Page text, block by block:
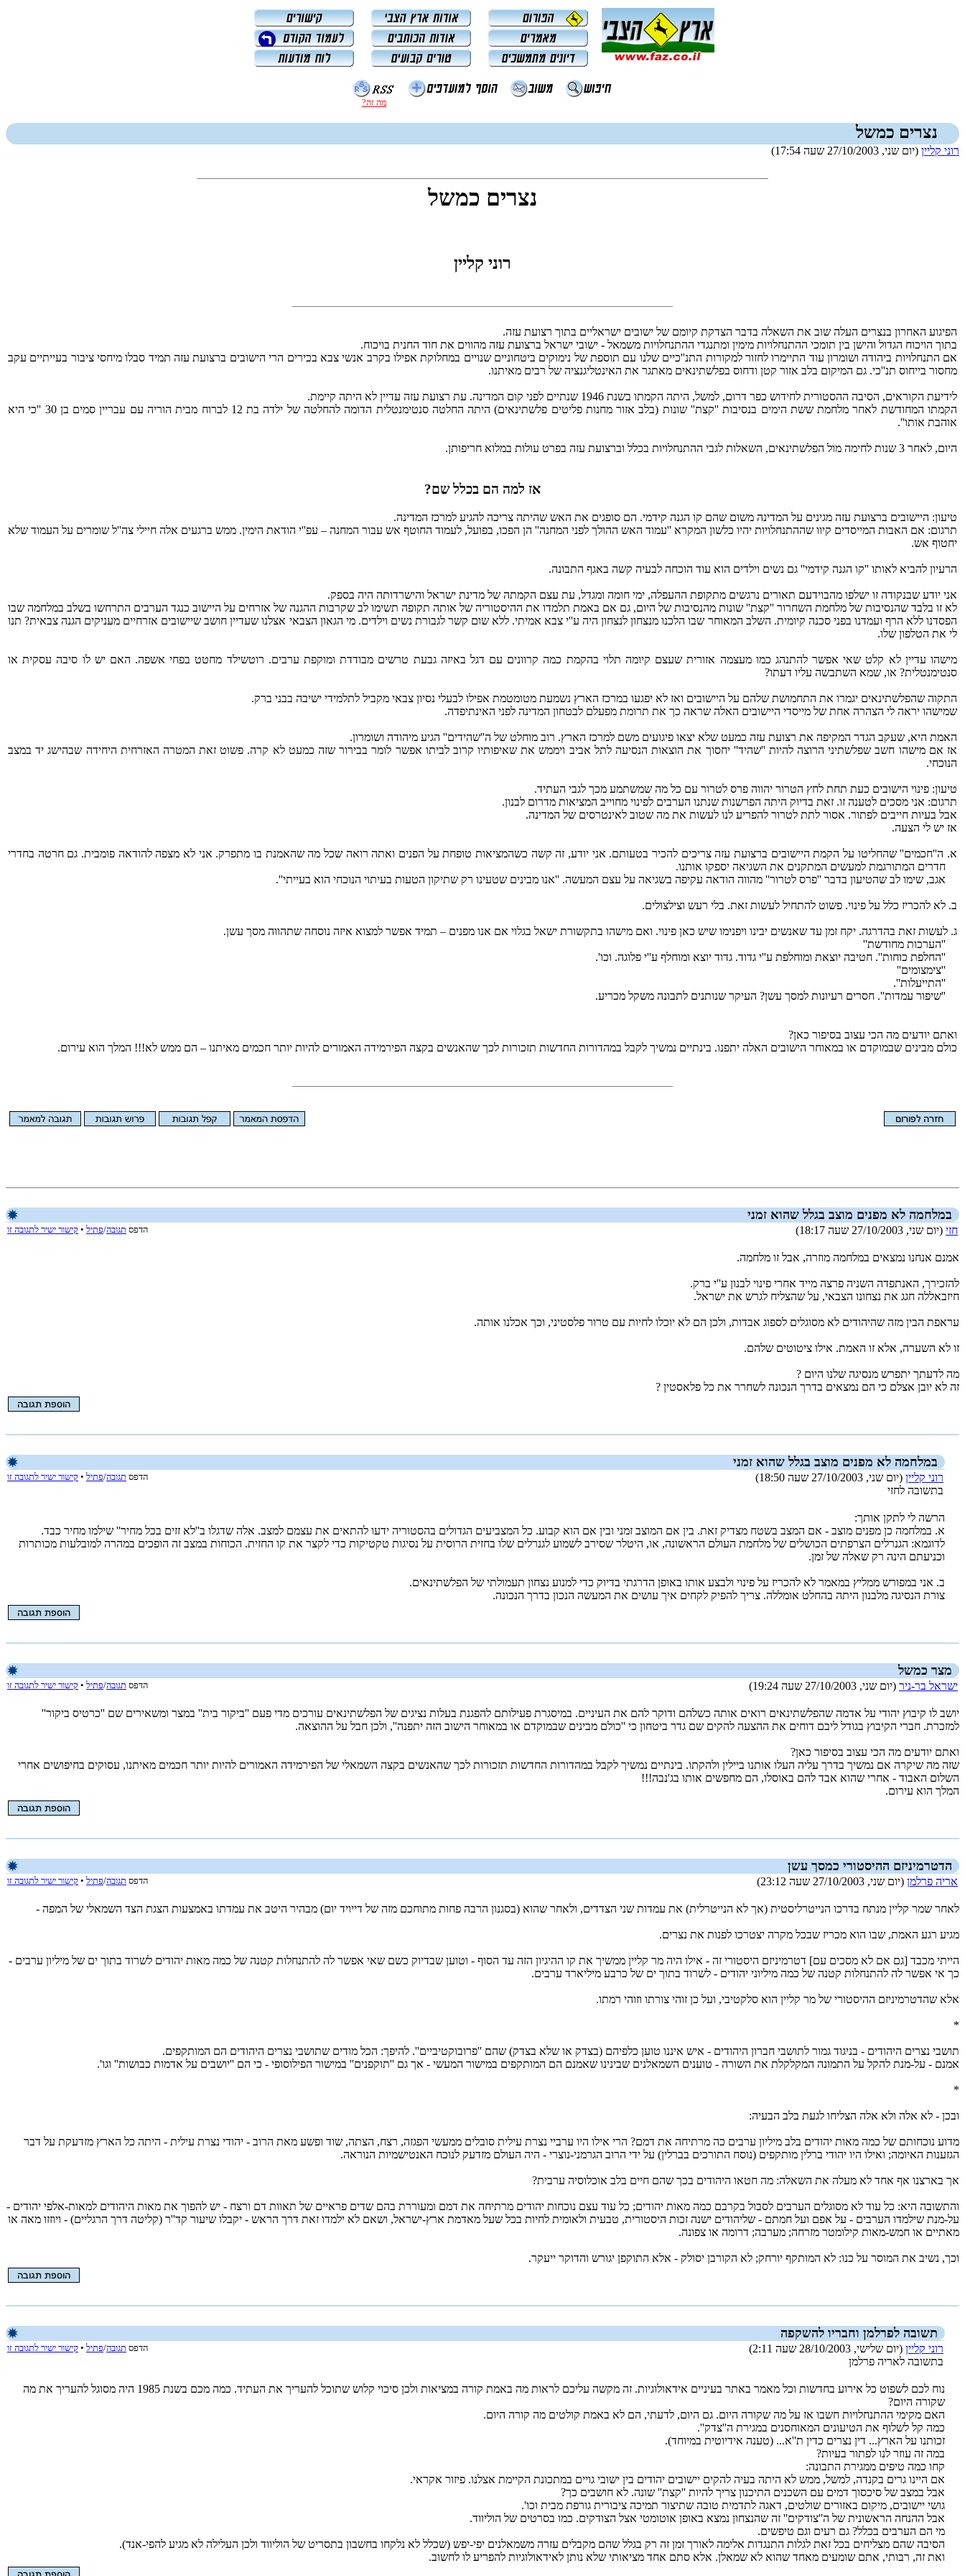
מה זה?
נצרים כמשל
רוני קליין (יום שני, 27/10/2003 שעה 17:54)
נצרים כמשל
רוני קליין
הפיגוע האחרון בנצרים העלה שוב את השאלה בדבר הצדקת קיומם של ישובים ישראליים בתוך רצועת עזה.
בתוך הויכוח הגדול והישן בין תומכי ההתנחלויות מימין ומתנגדי ההתנחלויות משמאל - ישובי ישראל ברצועת עזה מהווים את חוד החנית בויכוח.
אם התנחלויות ביהודה ושומרון עוד התיימרו לחזור למקורות התנ''כיים שלנו עם תוספת של נימוקים ביטחוניים שנויים במחלוקת אפילו בקרב אנשי צבא בכירים הרי הישובים ברצועת עזה תמיד סבלו מיחסי ציבור בעייתיים עקב
מחסור בייחוס תנ''כי. גם המיקום בלב אזור קטן ודחוס בפלשתינאים מאתגר את האינטליגנציה של רבים מאיתנו.
לידיעת הקוראים, הסיבה ההסטורית לחידוש כפר דרום, למשל, היתה הקמתו בשנת 1946 שנתיים לפני קום המדינה. עת רצועת עזה עדיין לא היתה קיימת.
הקמתו המחודשת לאחר מלחמת ששת הימים בנסיבות ''קצת'' שונות (בלב אזור מחנות פליטים פלשתינאים) היתה החלטה סנטימנטלית הדומה להחלטה של ילדה בת 12 לברוח מבית הוריה עם עבריין סמים בן 30 ''כי היא
אוהבת אותו''.
היום, לאחר 3 שנות לחימה מול הפלשתינאים, השאלות לגבי ההתנחלויות בכלל וברצועת עזה בפרט עולות במלוא חריפותן.
אז למה הם בכלל שם?
טיעון: היישובים ברצועת עזה מגינים על המדינה משום שהם קו הגנה קידמי. הם סופגים את האש שהיתה צריכה להגיע למרכז המדינה.
תרגום: אם האבות המייסדים קיוו שההתנחלויות יהיו כלשון המקרא ''עמוד האש ההולך לפני המחנה'' הן הפכו, בפועל, לעמוד החוטף אש עבור המחנה – עפ''י הודאת הימין. ממש ברגעים אלה חיילי צה''ל שומרים על העמוד שלא
יחטוף אש.
הרעיון להביא לאותו ''קו הגנה קידמי'' גם נשים וילדים הוא עוד הוכחה לבעיה קשה באגף התבונה.
אני יודע שבנקודה זו ישלפו מהבוידעם תאורים נרגשים מתקופת ההעפלה, ימי חומה ומגדל, עת עצם הקמתה של מדינת ישראל והישרדותה היה בספק.
לא זו בלבד שהנסיבות של מלחמת השחרור ''קצת'' שונות מהנסיבות של היום, גם אם באמת תלמדו את ההיסטוריה של אותה תקופה תשימו לב שקרבות ההגנה של אזרחים על היישוב כנגד הערבים התרחשו בשלב במלחמה שבו
הפסדנו ללא הרף ועמדנו בפני סכנה קיומית. השלב המאוחר שבו הלכנו מנצחון לנצחון היה ע''י צבא אמיתי. ללא שום קשר לגבורת נשים וילדים. מי הגאון הצבאי אצלנו שעדיין חושב שיישובים אזרחיים מעניקים הגנה צבאית? תנו
לי את הטלפון שלו.
מישהו עדיין לא קלט שאי אפשר להתנהג כמו מעצמה אזורית שעצם קיומה תלוי בהקמת כמה קרוונים עם דגל באיזה גבעת טרשים מבודדת ומוקפת ערבים. רוטשילד מחטט בפחי אשפה. האם יש לו סיבה עסקית או
סנטימנטלית? או, שמא השתבשה עליו דעתו?
התקוה שהפלשתינאים יגמרו את התחמושת שלהם על היישובים ואז לא יפגעו במרכז הארץ נשמעת מטומטמת אפילו לבעלי נסיון צבאי מקביל לתלמידי ישיבה בבני ברק.
שמישהו יראה לי הצהרה אחת של מייסדי היישובים האלה שראה כך את תרומת מפעלם לבטחון המדינה לפני האינתיפדה.
האמת היא, שעקב הגדר המקיפה את רצועת עזה כמעט שלא יצאו פיגועים משם למרכז הארץ. רוב מוחלט של ה''שהידים'' הגיע מיהודה ושומרון.
אז אם מישהו חשב שפלשתיני הרוצה להיות ''שהיד'' יחסוך את הוצאות הנסיעה לתל אביב ויממש את שאיפותיו קרוב לביתו אפשר לומר בבירור שזה כמעט לא קרה. פשוט זאת המטרה האזרחית היחידה שבהישג יד במצב
הנוכחי.
טיעון: פינוי הישובים כעת תחת לחץ הטרור יהווה פרס לטרור עם כל מה שמשתמע מכך לגבי העתיד.
תרגום: אני מסכים לטענה זו. זאת בדיוק היתה הפרשנות שנתנו הערבים לפינוי מחוייב המציאות מדרום לבנון.
אבל בעיות חייבים לפתור. אסור לתת לטרור להפריע לנו לעשות את מה שטוב לאינטרסים של המדינה.
אז יש לי הצעה.
א. ה''חכמים'' שהחליטו על הקמת היישובים ברצועת עזה צריכים להכיר בטעותם. אני יודע, זה קשה כשהמציאות טופחת על הפנים ואתה רואה שכל מה שהאמנת בו מתפרק. אני לא מצפה להודאה פומבית. גם חרטה בחדרי
חדרים המתורגמת למעשים המתקנים את השגיאה יספקו אותנו.
אגב, שימו לב שהטיעון בדבר ''פרס לטרור'' מהווה הודאה עקיפה בשגיאה על עצם המעשה. ''אנו מבינים שטעינו רק שתיקון הטעות בעיתוי הנוכחי הוא בעייתי''.
ב. לא להכריז כלל על פינוי. פשוט להתחיל לעשות זאת. בלי רעש וצילצולים.
ג. לעשות זאת בהדרגה. יקח זמן עד שאנשים יבינו ויפנימו שיש כאן פינוי. ואם מישהו בתקשורת ישאל בגלוי אם אנו מפנים – תמיד אפשר למצוא איזה נוסחה שתהווה מסך עשן.
''הערכות מחודשת''
''החלפת כוחות''. חטיבה יוצאת ומוחלפת ע''י גדוד. גדוד יוצא ומוחלף ע''י פלוגה. וכו'.
''צימצומים''
''התייעלות''.
''שיפור עמדות''. חסרים רעיונות למסך עשן? העיקר שנותנים לתבונה משקל מכריע.
ואתם יודעים מה הכי עצוב בסיפור כאן?
כולם מבינים שבמוקדם או במאוחר הישובים האלה יתפנו. בינתיים נמשיך לקבל במהדורות החדשות תזכורות לכך שהאנשים בקצה הפירמידה האמורים להיות יותר חכמים מאיתנו – הם ממש לא!!! המלך הוא עירום.
במלחמה לא מפנים מוצב בגלל שהוא זמני
חזי (יום שני, 27/10/2003 שעה 18:17) הדפס תגובה/פתיל • קישור ישיר לתגובה זו
אמנם אנחנו נמצאים במלחמה מוזרה, אבל זו מלחמה.
להזכירך, האנתפדה השניה פרצה מייד אחרי פינוי לבנון ע''י ברק.
חיזבאללה חגג את נצחונו הצבאי, על שהצליח לגרש את ישראל.
עראפת הבין מזה שהיהודים לא מסוגלים לספוג אבדות, ולכן הם לא יוכלו לחיות עם טרור פלסטיני, וכך אכלנו אותה.
זו לא השערה, אלא זו האמת. אילו ציטוטים שלהם.
מה לדעתך יתפרש מנסיגה שלנו היום ?
זה לא יובן אצלם כי הם נמצאים בדרך הנכונה לשחרר את כל פלאסטין ?
במלחמה לא מפנים מוצב בגלל שהוא זמני
רוני קליין (יום שני, 27/10/2003 שעה 18:50)
בתשובה לחזי
הדפס תגובה/פתיל • קישור ישיר לתגובה זו
הרשה לי לתקן אותך:
א. במלחמה כן מפנים מוצב - אם המצב בשטח מצדיק זאת. בין אם המוצב זמני ובין אם הוא קבוע. כל המצביעים הגדולים בהסטוריה ידעו להתאים את עצמם למצב. אלה שדגלו ב''לא זזים בכל מחיר'' שילמו מחיר כבד.
לדוגמא: הגנרלים הצרפתים הכושלים של מלחמת העולם הראשונה, או, היטלר שסירב לשמוע לגנרלים שלו בחזית הרוסית על נסיגות טקטיקות כדי לקצר את קו החזית. הכוחות במצב זה הופכים במהרה למובלעות מכותרות
וכניעתם הינה רק שאלה של זמן.
ב. אני במפורש ממליץ במאמר לא להכריז על פינוי ולבצע אותו באופן הדרגתי בדיוק כדי למנוע נצחון תעמולתי של הפלשתינאים.
צורת הנסיגה מלבנון היתה בהחלט אומללה. צריך להפיק לקחים איך עושים את המעשה הנכון בדרך הנכונה.
מצר כמשל
ישראל בר-ניר (יום שני, 27/10/2003 שעה 19:24) הדפס תגובה/פתיל • קישור ישיר לתגובה זו
יושב לו קיבוץ יהודי על אדמה שהפלשתינאים רואים אותה כשלהם ודוקר להם את העיניים. במיסגרת פעילותם להפגנת בעלות נציגים של הפלשתינאים עורכים מדי פעם ''ביקור בית'' במצר ומשאירים שם ''כרטיס ביקור''
למזכרת. חברי הקיבוץ בגודל ליבם דוחים את ההצעה להקים שם גדר ביטחון כי ''כולם מבינים שבמוקדם או במאוחר הישוב הזה יתפנה'', ולכן חבל על ההוצאה.
ואתם יודעים מה הכי עצוב בסיפור כאן?
שזה מה שיקרה אם נמשיך בדרך עליה העלו אותנו ביילין ולהקתו. בינתיים נמשיך לקבל במהדורות החדשות תזכורות לכך שהאנשים בקצה השמאלי של הפירמידה האמורים להיות יותר חכמים מאיתנו, עסוקים בחיפושים אחרי
השלום האבוד - אחרי שהוא אבד להם באוסלו, הם מחפשים אותו בג'נבה!!!
המלך הוא עירום.
הדטרמיניזם ההיסטורי כמסך עשן
אריה פרלמן (יום שני, 27/10/2003 שעה 23:12) הדפס תגובה/פתיל • קישור ישיר לתגובה זו
לאחר שמר קליין מנתח בדרכו הנייטרליסטית (אך לא הנייטרלית) את עמדות שני הצדדים, ולאחר שהוא (בסגנון הרבה פחות מתוחכם מזה של דייויד יום) מבהיר היטב את עמדתו באמצעות הצגת הצד השמאלי של המפה -
מגיע רגע האמת, שבו הוא מכריז שבכל מקרה יצטרכו לפנות את נצרים.
הייתי מכבד [גם אם לא מסכים עם] דטרמיניזם היסטורי זה - אילו היה מר קליין ממשיך את קו ההיגיון הזה עד הסוף - וטוען שבדיוק כשם שאי אפשר לה להתנחלות קטנה של כמה מאות יהודים לשרוד בתוך ים של מיליון ערבים -
כך אי אפשר לה להתנחלות קטנה של כמה מיליוני יהודים - לשרוד בתוך ים של כרבע מיליארד ערבים.
אלא שהדטרמיניזם ההיסטורי של מר קליין הוא סלקטיבי, ועל כן זוהי צורתו וזוהי רמתו.
*
תושבי נצרים היהודים - בניגוד גמור לתושבי חברון היהודים - איש איננו טוען כלפיהם (בצדק או שלא בצדק) שהם ''פרובוקטיביים''. להיפך: הכל מודים שתושבי נצרים היהודים הם המותקפים.
אמנם - על-מנת להקל על התמונה המקלקלת את השורה - טוענים השמאלנים שבינינו שאמנם הם המותקפים במישור המעשי - אך גם ''תוקפנים'' במישור הפילוסופי - כי הם ''יושבים על אדמות כבושות'' וגו'.
*
ובכן - לא אלה ולא אלה הצליחו לגעת בלב הבעיה:
מדוע נוכחותם של כמה מאות יהודים בלב מיליון ערבים כה מרתיחה את דמם? הרי אילו היו ערביי נצרת עילית סובלים ממעשי הפגזה, רצח, הצתה, שוד ופשע מאת הרוב - יהודי נצרת עילית - היתה כל הארץ מזדעקת על דבר
הגזענות האיומה; ואילו היו יהודי ברלין מותקפים (נוסח התורכים בברלין) על ידי הרוב הגרמני-נוצרי - היה העולם מזדעק לנוכח האנטישמיות הנוראה.
אך בארצנו אף אחד לא מעלה את השאלה: מה חטאו היהודים בכך שהם חיים בלב אוכלוסיה ערבית?
והתשובה היא: כל עוד לא מסוגלים הערבים לסבול בקרבם כמה מאות יהודים; כל עוד עצם נוכחות יהודים מרתיחה את דמם ומעוררת בהם שדים פראיים של תאוות דם ורצח - יש להפוך את מאות היהודים למאות-אלפי יהודים -
על-מנת שילמדו הערבים - על אפם ועל חמתם - שליהודים ישנה זכות היסטורית, טבעית ולאומית לחיות בכל שעל מאדמת ארץ-ישראל, ושאם לא ילמדו זאת דרך הראש - יקבלו שיעור קד''ר (קליטה דרך הרגליים) - ויוזזו מאה או
מאתיים או חמש-מאות קילומטר מזרחה; מערבה; דרומה או צפונה.
וכך, נשיב את המוסר על כנו: לא המותקף יורחק; לא הקורבן יסולק - אלא התוקפן יגורש והדוקר ייעקר.
תשובה לפרלמן וחבריו להשקפה
רוני קליין (יום שלישי, 28/10/2003 שעה 2:11)
בתשובה לאריה פרלמן
הדפס תגובה/פתיל • קישור ישיר לתגובה זו
נוח לכם לשפוט כל אירוע בחדשות וכל מאמר באתר בעיניים אידאולוגיות. זה מקשה עליכם לראות מה באמת קורה במציאות ולכן סיכוי קלוש שתוכל להעריך את העתיד. כמה מכם בשנת 1985 היה מסוגל להעריך את מה
שקורה היום?
האם מקימי ההתנחלויות חשבו אז על מה שקורה היום. גם היום, לדעתי, הם לא באמת קולטים מה קורה היום.
כמה קל לשלוף את הטיעונים המאוחסנים במגירת ה''צדק''.
זכותנו על הארץ... דין נצרים כדין ת''א... (טענה אידיוטית במיוחד).
במה זה עוזר לנו לפתור בעיות?
קחו כמה טיפים ממגירת התבונה:
אם היינו גרים בקנדה, למשל, ממש לא היתה בעיה להקים יישובים יהודים בין ישובי גויים במתכונת הקיימת אצלנו. פיזור אקראי.
אבל במצב של סיכסוך דמים עם השכנים התיכנון צריך להיות ''קצת'' שונה. לא חושבים כך?
גושי יישובים, מיקום באזורים שולטים, דאגה לתדמית טובה שתיצור תמיכה ציבורית גורפת מבית וכו'.
אבל ההנחה הראשונית של ה''צודקים'' זה שהנצחון נמצא באופן אוטומטי אצל הצודקים. כמו בסרטים של הוליווד.
מי הם הערבים בכלל? גם רעים וגם טיפשים.
הסיבה שהם מצליחים בכל זאת לגלות התנגדות אלימה לאורך זמן זה רק בגלל שהם מקבלים עזרה משמאלנים יפי-יפש (שכלל לא נלקחו בחשבון בתסריט של הוליווד ולכן העלילה לא מגיע להפי-אנד).
ואת זה, רבותי, אתם שומעים מאחד שהוא לא שמאלן. אלא סתם אחד מציאותי שלא נותן לאידאולוגיות להפריע לו לחשוב.